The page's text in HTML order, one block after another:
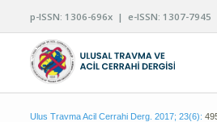
p-ISSN: 1306-696x | e-ISSN: 1307-7945
Ulus Travma Acil Cerrahi Derg. 2017; 23(6):